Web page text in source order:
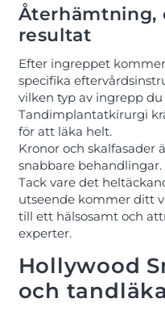
Återhämtning,
resultat
Efter ingreppet
specifika
vilken typ av ingrepp
Tandimplantatkirurgi
för att läka helt.
Kronor och skalfasader
snabbare behandlingar.
Tack vare det
utseende kommer ditt
till ett hälsosamt och
experter.
Hollywood
och